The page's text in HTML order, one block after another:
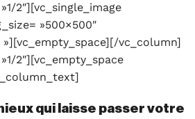
2″][vc_single_image
»500×500″
vc_column]
2″][vc_empty_space
qui laisse passer votre